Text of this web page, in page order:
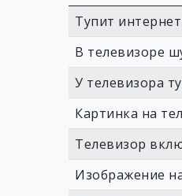
Тупит
В телевизоре
У телевизора
Картинка на
Телевизор
Изображение